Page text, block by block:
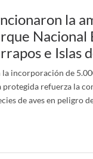
la
Nacional
e Islas
la incorporación de
protegida refuerza la
de aves en peligro